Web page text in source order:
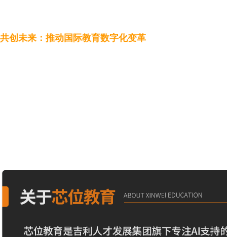
共创未来：推动国际教育数字化变革